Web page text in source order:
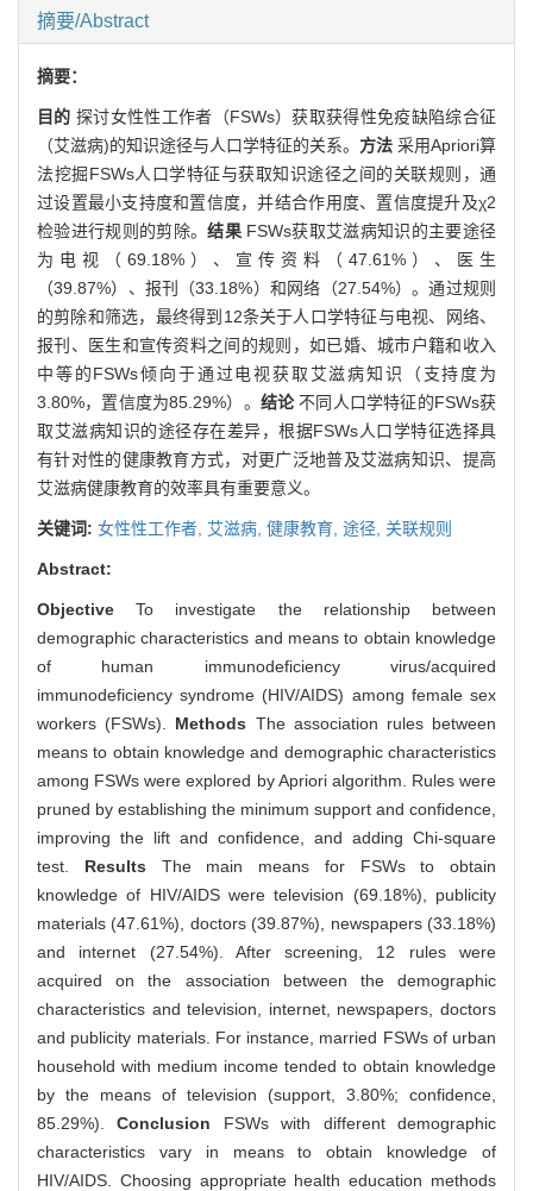
摘要/Abstract
摘要：
目的 探讨女性性工作者（FSWs）获取获得性免疫缺陷综合征
（艾滋病)的知识途径与人口学特征的关系。 方法 采用Apriori算
法挖掘FSWs人口学特征与获取知识途径之间的关联规则，通
过设置最小支持度和置信度，并结合作用度、置信度提升及χ2
检验进行规则的剪除。结果 FSWs获取艾滋病知识的主要途径
为电视（69.18%）、宣传资料（47.61%）、医生
（39.87%）、报刊（33.18%）和网络（27.54%）。通过规则
的剪除和筛选，最终得到12条关于人口学特征与电视、网络、
报刊、医生和宣传资料之间的规则，如已婚、城市户籍和收入
中等的FSWs倾向于通过电视获取艾滋病知识（支持度为
3.80%，置信度为85.29%）。 结论不同人口学特征的FSWs获
取艾滋病知识的途径存在差异，根据FSWs人口学特征选择具
有针对性的健康教育方式，对更广泛地普及艾滋病知识、提高
艾滋病健康教育的效率具有重要意义。
关键词: 女性性工作者, 艾滋病, 健康教育, 途径, 关联规则
Abstract:
ObjectiveTo investigate the relationship between
demographic characteristics and means to obtain knowledge
of human immunodeficiency virus/acquired
immunodeficiency syndrome (HIV/AIDS) among female sex
workers (FSWs). Methods The association rules between
means to obtain knowledge and demographic characteristics
among FSWs were explored by Apriori algorithm. Rules were
pruned by establishing the minimum support and confidence,
improving the lift and confidence, and adding Chi-square
test. Results The main means for FSWs to obtain
knowledge of HIV/AIDS were television (69.18%), publicity
materials (47.61%), doctors (39.87%), newspapers (33.18%)
and internet (27.54%). After screening, 12 rules were
acquired on the association between the demographic
characteristics and television, internet, newspapers, doctors
and publicity materials. For instance, married FSWs of urban
household with medium income tended to obtain knowledge
by the means of television (support, 3.80%; confidence,
85.29%).Conclusion FSWs with different demographic
characteristics vary in means to obtain knowledge of
HIV/AIDS. Choosing appropriate health education methods